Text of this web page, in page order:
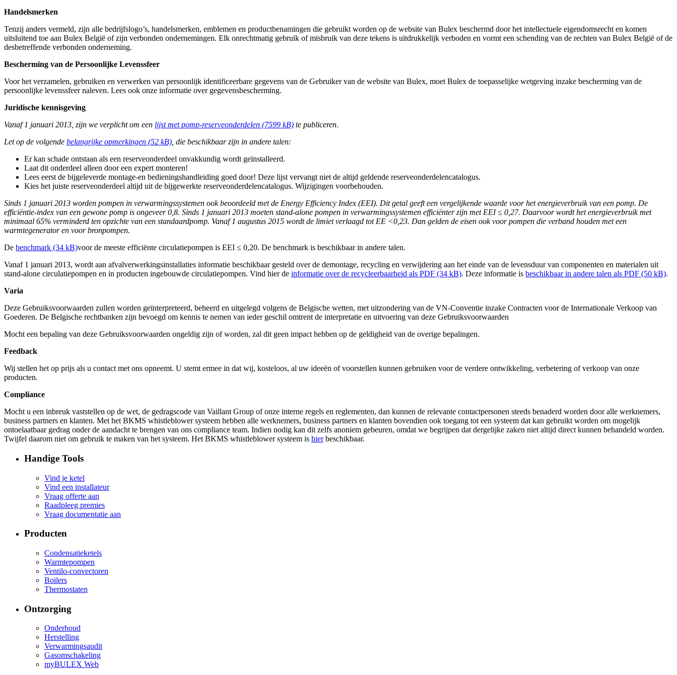
Handelsmerken
Tenzij anders vermeld, zijn alle bedrijfslogo’s, handelsmerken, emblemen en productbenamingen die gebruikt worden op de website van Bulex beschermd door het intellectuele eigendomsrecht en komen
uitsluitend toe aan Bulex België of zijn verbonden ondernemingen. Elk onrechtmatig gebruik of misbruik van deze tekens is uitdrukkelijk verboden en vormt een schending van de rechten van Bulex België of de
desbetreffende verbonden onderneming.
Bescherming van de Persoonlijke Levenssfeer
Voor het verzamelen, gebruiken en verwerken van persoonlijk identificeerbare gegevens van de Gebruiker van de website van Bulex, moet Bulex de toepasselijke wetgeving inzake bescherming van de
persoonlijke levenssfeer naleven. Lees ook onze informatie over gegevensbescherming.
Juridische kennisgeving
Vanaf 1 januari 2013, zijn we verplicht om een lijst met pomp-reserveonderdelen (7599 kB) te publiceren.
Let op de volgende belangrijke opmerkingen (52 kB) , die beschikbaar zijn in andere talen:
Er kan schade ontstaan als een reserveonderdeel onvakkundig wordt geïnstalleerd.
Laat dit onderdeel alleen door een expert monteren!
Lees eerst de bijgeleverde montage-en bedieningshandleiding goed door! Deze lijst vervangt niet de altijd geldende reserveonderdelencatalogus.
Kies het juiste reserveonderdeel altijd uit de bijgewerkte reserveonderdelencatalogus. Wijzigingen voorbehouden.
Sinds 1 januari 2013 worden pompen in verwarmingssystemen ook beoordeeld met de Energy Efficiency Index (EEI). Dit getal geeft een vergelijkende waarde voor het energieverbruik van een pomp. De
efficiëntie-index van een gewone pomp is ongeveer 0,8. Sinds 1 januari 2013 moeten stand-alone pompen in verwarmingssystemen efficiënter zijn met EEI ≤ 0,27. Daarvoor wordt het energieverbruik met
minimaal 65% verminderd ten opzichte van een standaardpomp. Vanaf 1 augustus 2015 wordt de limiet verlaagd tot EE <0,23. Dan gelden de eisen ook voor pompen die verband houden met een
warmtegenerator en voor bronpompen.
De benchmark (34 kB)voor de meeste efficiënte circulatiepompen is EEI ≤ 0,20. De benchmark is beschikbaar in andere talen.
Vanaf 1 januari 2013, wordt aan afvalverwerkingsinstallaties informatie beschikbaar gesteld over de demontage, recycling en verwijdering aan het einde van de levensduur van componenten en materialen uit
stand-alone circulatiepompen en in producten ingebouwde circulatiepompen. Vind hier de informatie over de recycleerbaarheid als PDF (34 kB). Deze informatie is beschikbaar in andere talen als PDF (50 kB).
Varia
Deze Gebruiksvoorwaarden zullen worden geïnterpreteerd, beheerd en uitgelegd volgens de Belgische wetten, met uitzondering van de VN-Conventie inzake Contracten voor de Internationale Verkoop van
Goederen. De Belgische rechtbanken zijn bevoegd om kennis te nemen van ieder geschil omtrent de interpretatie en uitvoering van deze Gebruiksvoorwaarden
Mocht een bepaling van deze Gebruiksvoorwaarden ongeldig zijn of worden, zal dit geen impact hebben op de geldigheid van de overige bepalingen.
Feedback
Wij stellen het op prijs als u contact met ons opneemt. U stemt ermee in dat wij, kosteloos, al uw ideeën of voorstellen kunnen gebruiken voor de verdere ontwikkeling, verbetering of verkoop van onze
producten.
Compliance
Mocht u een inbreuk vaststellen op de wet, de gedragscode van Vaillant Group of onze interne regels en reglementen, dan kunnen de relevante contactpersonen steeds benaderd worden door alle werknemers,
business partners en klanten. Met het BKMS whistleblower systeem hebben alle werknemers, business partners en klanten bovendien ook toegang tot een systeem dat kan gebruikt worden om mogelijk
ontoelaatbaar gedrag onder de aandacht te brengen van ons compliance team. Indien nodig kan dit zelfs anoniem gebeuren, omdat we begrijpen dat dergelijke zaken niet altijd direct kunnen behandeld worden.
Twijfel daarom niet om gebruik te maken van het systeem. Het BKMS whistleblower systeem is hierbeschikbaar.
Handige Tools
Vind je ketel
Vind een installateur
Vraag offerte aan
Raadpleeg premies
Vraag documentatie aan
Producten
Condensatieketels
Warmtepompen
Ventilo-convectoren
Boilers
Thermostaten
Ontzorging
Onderhoud
Herstelling
Verwarmingsaudit
Gasomschakeling
myBULEX Web